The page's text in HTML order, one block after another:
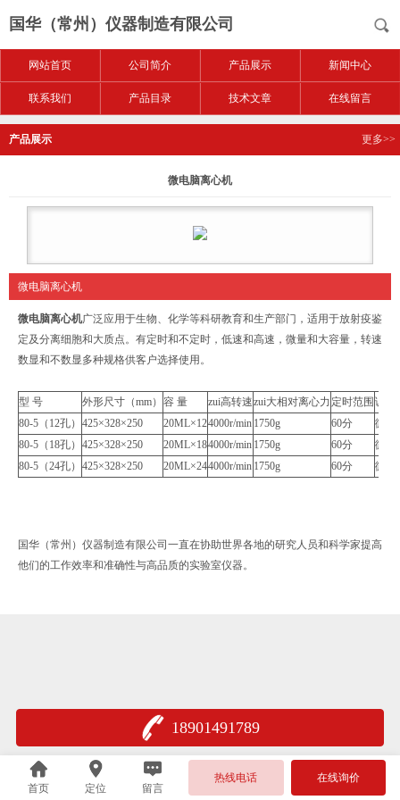
国华（常州）仪器制造有限公司
网站首页 公司简介 产品展示 新闻中心
联系我们 产品目录 技术文章 在线留言
产品展示 更多>>
微电脑离心机
微电脑离心机
微电脑离心机广泛应用于生物、化学等科研教育和生产部门，适用于放射疫鉴
定及分离细胞和大质点。有定时和不定时，低速和高速，微量和大容量，转速
数显和不数显多种规格供客户选择使用。
型 号 外形尺寸（mm） 容 量 zui高转速zui大相对离心力 定时范围调速
80-5（12孔） 425×328×250 20ML×124000r/min 1750g 60分
微电
80-5（18孔） 425×328×250 20ML×184000r/min 1750g 60分
微电
80-5（24孔） 425×328×250 20ML×244000r/min 1750g 60分 微电
国华（常州）仪器制造有限公司一直在协助世界各地的研究人员和科学家提高
他们的工作效率和准确性与高品质的实验室仪器。
18901491789
首页 定位 留言
热线电话 在线询价